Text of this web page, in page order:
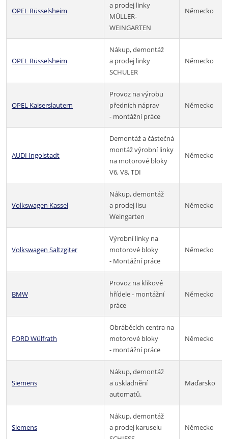
OPEL Rüsselsheim
a prodej linky
MÜLLER-
WEINGARTEN
Německo
OPEL Rüsselsheim
Nákup, demontáž
a prodej linky
SCHULER
Německo
OPEL Kaiserslautern
Provoz na výrobu
předních náprav
- montážní práce
Německo
AUDI Ingolstadt
Demontáž a částečná
montáž výrobní linky
na motorové bloky
V6, V8, TDI
Německo
Volkswagen Kassel
Nákup, demontáž
a prodej lisu
Weingarten
Německo
Volkswagen Saltzgiter
Výrobní linky na
motorové bloky
- Montážní práce
Německo
BMW
Provoz na klikové
hřídele - montážní
práce
Německo
FORD Wülfrath
Obráběcích centra na
motorové bloky
- montážní práce
Německo
Siemens
Nákup, demontáž
a uskladnění
automatů.
Maďarsko
Siemens
Nákup, demontáž
a prodej karuselu
Německo